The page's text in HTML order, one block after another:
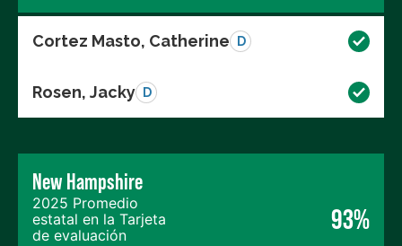
Cortez Masto, Catherine D
Rosen, Jacky D
New Hampshire
2025 Promedio
estatal en la Tarjeta
de evaluación
93%